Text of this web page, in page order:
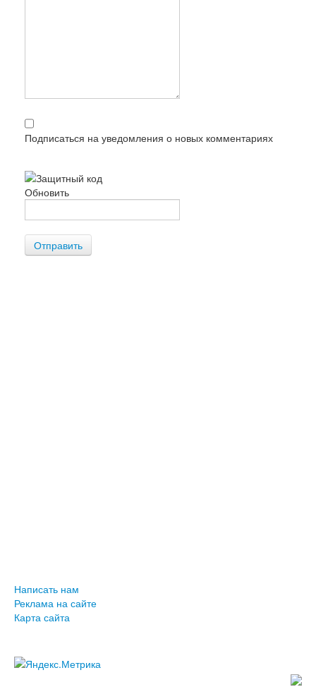
Подписаться на уведомления о новых комментариях
Обновить
Отправить
Написать нам
Реклама на сайте
Карта сайта